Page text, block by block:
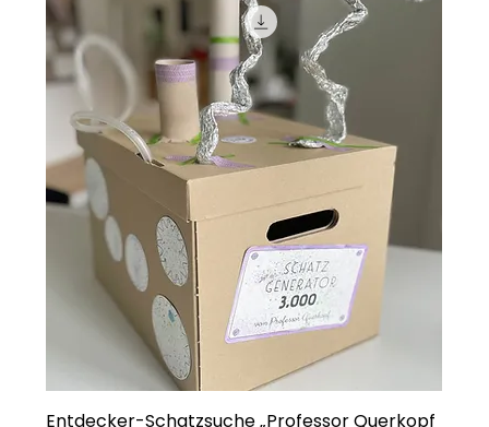
Entdecker-Schatzsuche „Professor Querkopf